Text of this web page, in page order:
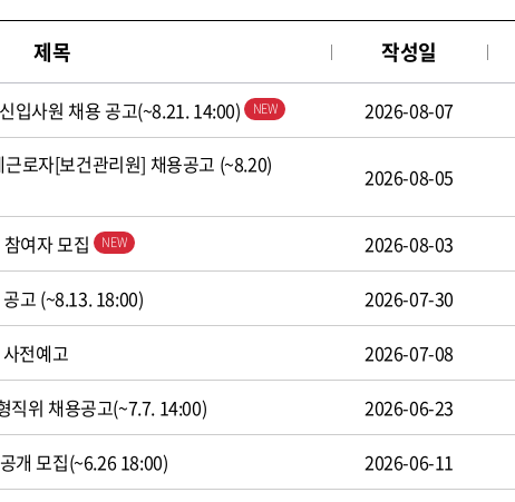
제목 작성일
입사원 채용 공고(~8.21. 14:00) 2026-08-07
로자[보건관리원] 채용공고 (~8.20) 2026-08-05
여자 모집 2026-08-03
고 (~8.13. 18:00) 2026-07-30
전예고 2026-07-08
직위 채용공고(~7.7. 14:00) 2026-06-23
개 모집(~6.26 18:00) 2026-06-11